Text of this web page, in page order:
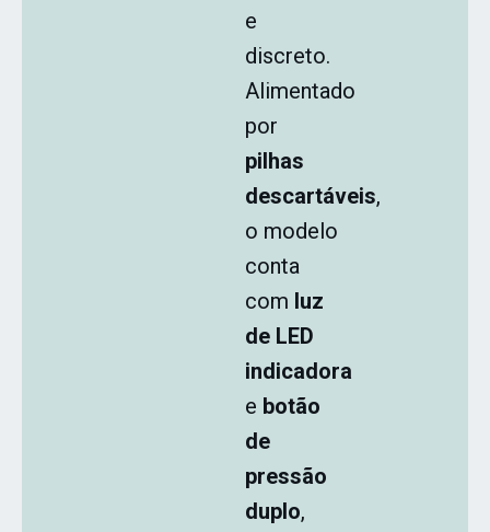
e
discreto.
Alimentado
por
pilhas
descartáveis,
o modelo
conta
com luz
de LED
indicadora
e botão
de
pressão
duplo,